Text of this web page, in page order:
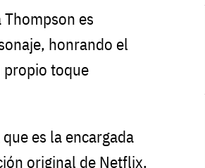
es
honrando el
propio toque
es la encargada
original de Netflix.